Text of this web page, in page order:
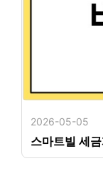
2026-05-05
스마트빌 세